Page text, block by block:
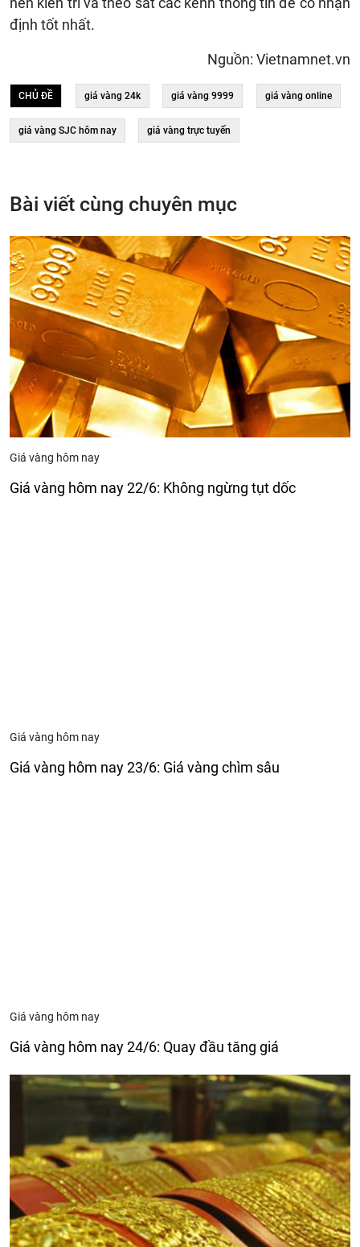
định tốt nhất.
Nguồn: Vietnamnet.vn
CHỦ ĐỀ giá vàng 24k giá vàng 9999 giá vàng online
giá vàng SJC hôm nay giá vàng trực tuyến
Bài viết cùng chuyên mục
Giá vàng hôm nay
Giá vàng hôm nay 22/6: Không ngừng tụt dốc
Giá vàng hôm nay
Giá vàng hôm nay 23/6: Giá vàng chìm sâu
Giá vàng hôm nay
Giá vàng hôm nay 24/6: Quay đầu tăng giá